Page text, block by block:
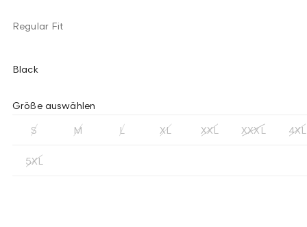
Regular Fit
Black
Größe auswählen
S M L XL XXL XXXL 4XL
5XL